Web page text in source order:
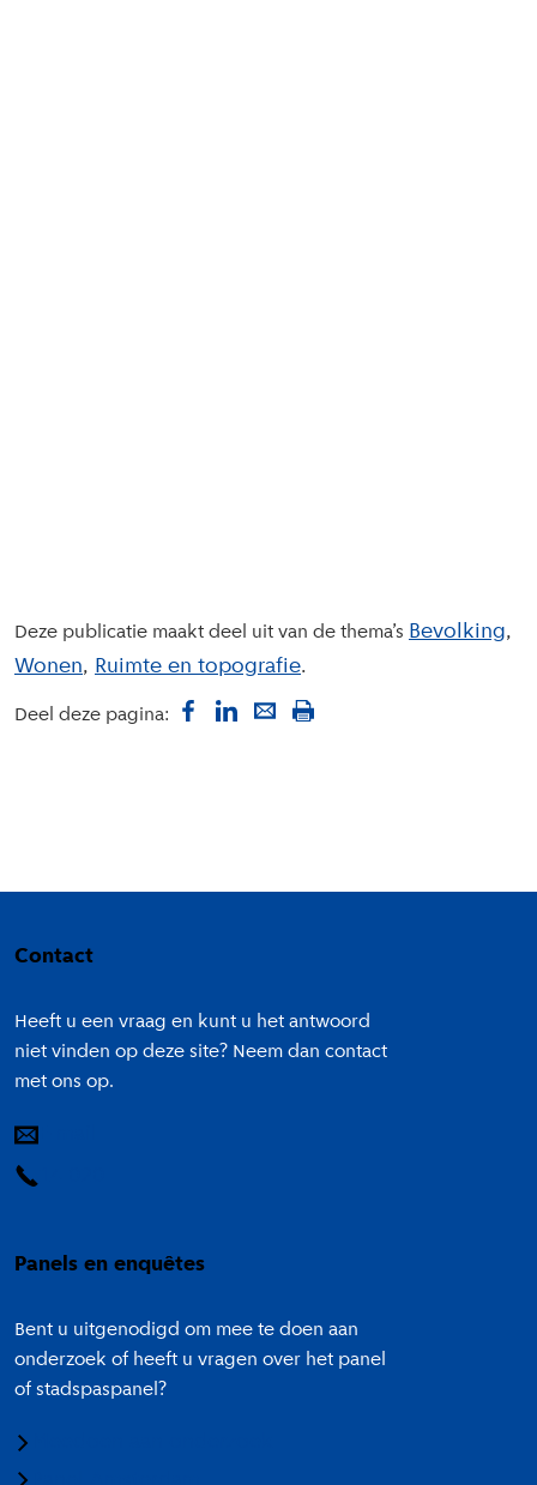
Deze publicatie maakt deel uit van de thema’s Bevolking
Wonen
Ruimte en topografie
Deel deze pagina:
Contact
Heeft u een vraag en kunt u het antwoord
niet vinden op deze site? Neem dan contact
met ons op.
Panels en enquêtes
Bent u uitgenodigd om mee te doen aan
onderzoek of heeft u vragen over het panel
of stadspaspanel?